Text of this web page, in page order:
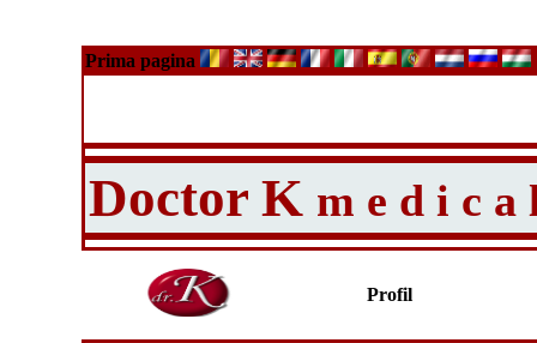
Prima pagina
Doctor K m e d i c a
Profil